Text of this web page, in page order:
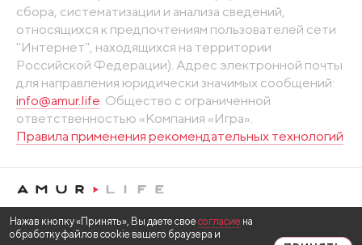
сбора, систематизации и анализа сведений,
относящихся к предпочтениям пользователей сети
"Интернет", находящихся на территории
Российской Федерации). Адрес электронной почты
для направления юридически значимых сообщений:
info@amur.life . Общество с ограниченной
ответственностью «Компания «Игра».
Правила применения рекомендательных технологий
Нажав кнопку «Принять», Вы даете свое согласие на
обработку файлов cookie вашего браузера и